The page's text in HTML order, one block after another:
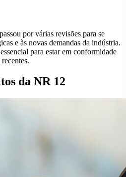
por várias revisões para se
e às novas demandas da indústria.
para estar em conformidade
da NR 12